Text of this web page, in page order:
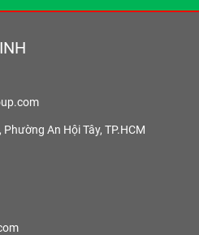
An Hội Tây, TP.HCM